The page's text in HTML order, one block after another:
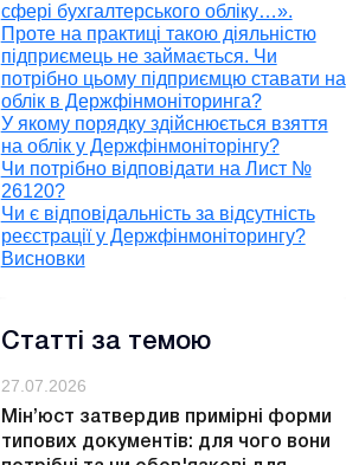
сфері бухгалтерського обліку…».
Проте на практиці такою діяльністю
підприємець не займається. Чи
потрібно цьому підприємцю ставати на
облік в Держфінмоніторинга?
У якому порядку здійснюється взяття
на облік у Держфінмоніторінгу?
Чи потрібно відповідати на Лист №
26120?
Чи є відповідальність за відсутність
реєстрації у Держфінмоніторингу?
Висновки
Статті за темою
27.07.2026
Мін’юст затвердив примірні форми
типових документів: для чого вони